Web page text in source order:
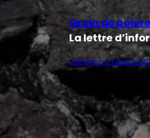
Grain de
La lettre
Adhérer à